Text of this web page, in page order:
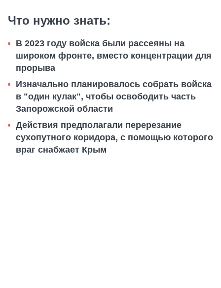
Что нужно знать:
В 2023 году войска были рассеяны на
широком фронте, вместо концентрации для
прорыва
Изначально планировалось собрать войска
в "один кулак", чтобы освободить часть
Запорожской области
Действия предполагали перерезание
сухопутного коридора, с помощью которого
враг снабжает Крым